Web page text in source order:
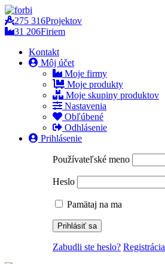
275 316Projektov
31 206Firiem
Kontakt
Môj účet
Moje firmy
Moje produkty
Moje skupiny produktov
Nastavenia
Obľúbené
Odhlásenie
Prihlásenie
Používateľské meno
Heslo
Pamätaj na ma
Zabudli ste heslo? Registrácia